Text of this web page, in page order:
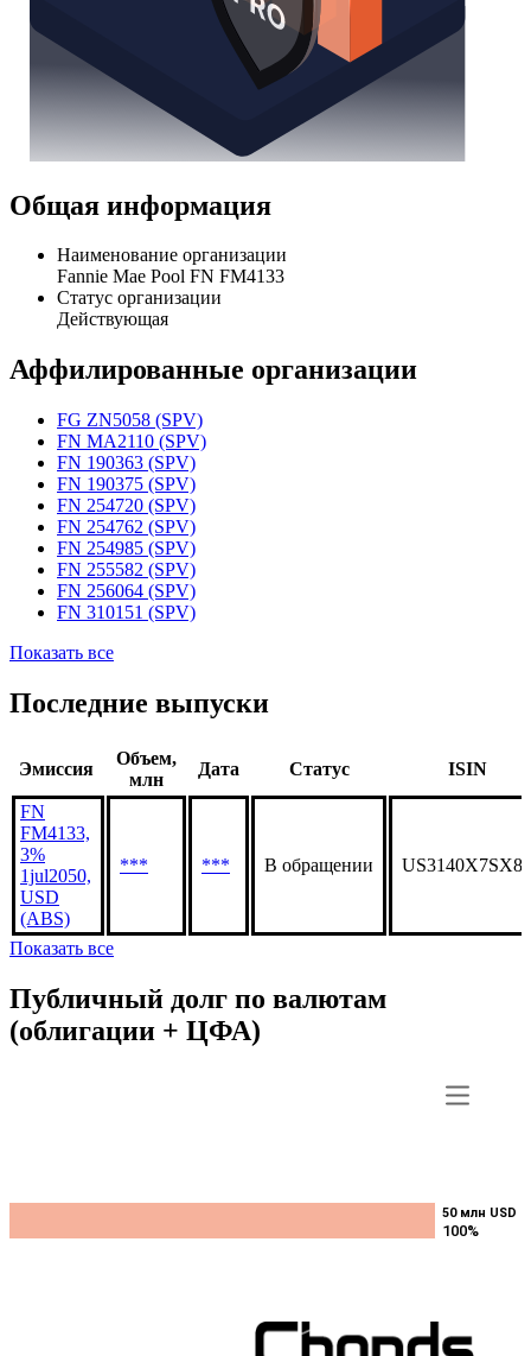
Общая информация
Наименование организации
Fannie Mae Pool FN FM4133
Статус организации
Действующая
Аффилированные организации
FG ZN5058 (SPV)
FN MA2110 (SPV)
FN 190363 (SPV)
FN 190375 (SPV)
FN 254720 (SPV)
FN 254762 (SPV)
FN 254985 (SPV)
FN 255582 (SPV)
FN 256064 (SPV)
FN 310151 (SPV)
Показать все
Последние выпуски
Эмиссия
Объем,
млн
Дата Статус ISIN
FN
FM4133,
3%
1jul2050,
USD
(ABS)
*** *** В обращении US3140X7SX85
Показать все
Публичный долг по валютам
(облигации + ЦФА)
50 млн USD
100%
50 млн USD
100%